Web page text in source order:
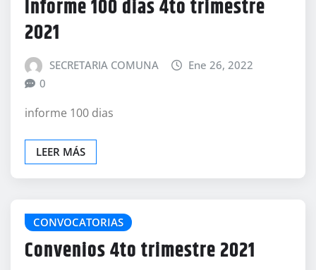
Informe 100 dias 4to trimestre
2021
SECRETARIA COMUNA
Ene 26, 2022
0
informe 100 dias
LEER MÁS
CONVOCATORIAS
Convenios 4to trimestre 2021